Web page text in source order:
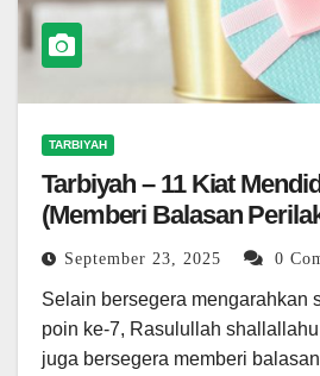
TARBIYAH
Tarbiyah – 11 Kiat
(Memberi Balasan
September 23, 2025 0
Selain bersegera mengarahkan
poin ke-7, Rasulullah
juga bersegera memberi